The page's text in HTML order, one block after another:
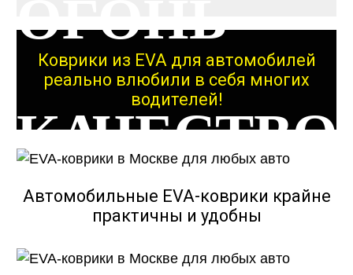
ОГОНЬ
КАЧЕСТВО
ОГОНЬ
Коврики из EVA для автомобилей
реально влюбили в себя многих
водителей!
Автомобильные EVA-коврики крайне
практичны и удобны